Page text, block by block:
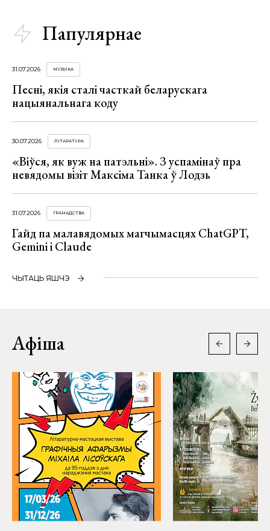
Папулярнае
31.07.2026 МУЗЫКА
Песні, якія сталі часткай беларускага
нацыянальнага коду
30.07.2026 ЛІТАРАТУРА
«Віўся, як вуж на патэльні». З успамінаў пра
невядомы візіт Максіма Танка ў Лодзь
31.07.2026 ГРАМАДСТВА
Гайд па малавядомых магчымасцях ChatGPT,
Gemini і Claude
ЧЫТАЦЬ ЯШЧЭ
Афіша